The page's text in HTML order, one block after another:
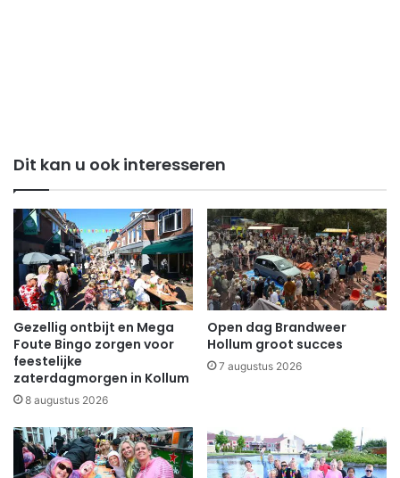
Dit kan u ook interesseren
Gezellig ontbijt en Mega
Foute Bingo zorgen voor
feestelijke
zaterdagmorgen in Kollum
8 augustus 2026
Open dag Brandweer
Hollum groot succes
7 augustus 2026